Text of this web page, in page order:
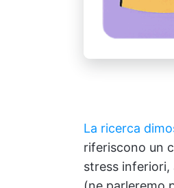
La ricerca
riferiscono un
stress